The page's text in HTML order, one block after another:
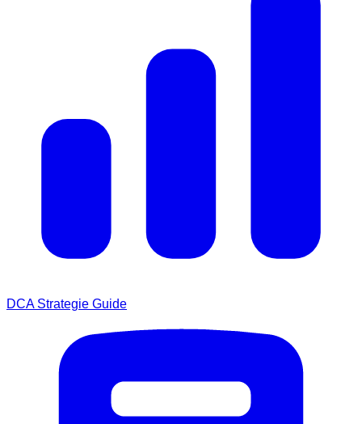
DCA Strategie Guide